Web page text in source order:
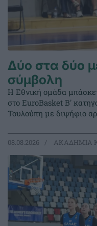
Δύο στα δύο
σύμβολη
Η Εθνική ομάδα
στο EuroBasket Β'
Τουλούπη με διψήφιο
08.08.2026 ΑΚΑΔΗΜΙΑ